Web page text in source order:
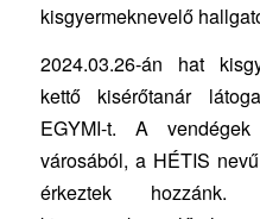
kisgyermeknevelő
2024.03.26-án hat
kettő kisérőtanár
EGYMI-t. A
városából, a HÉTIS
érkeztek